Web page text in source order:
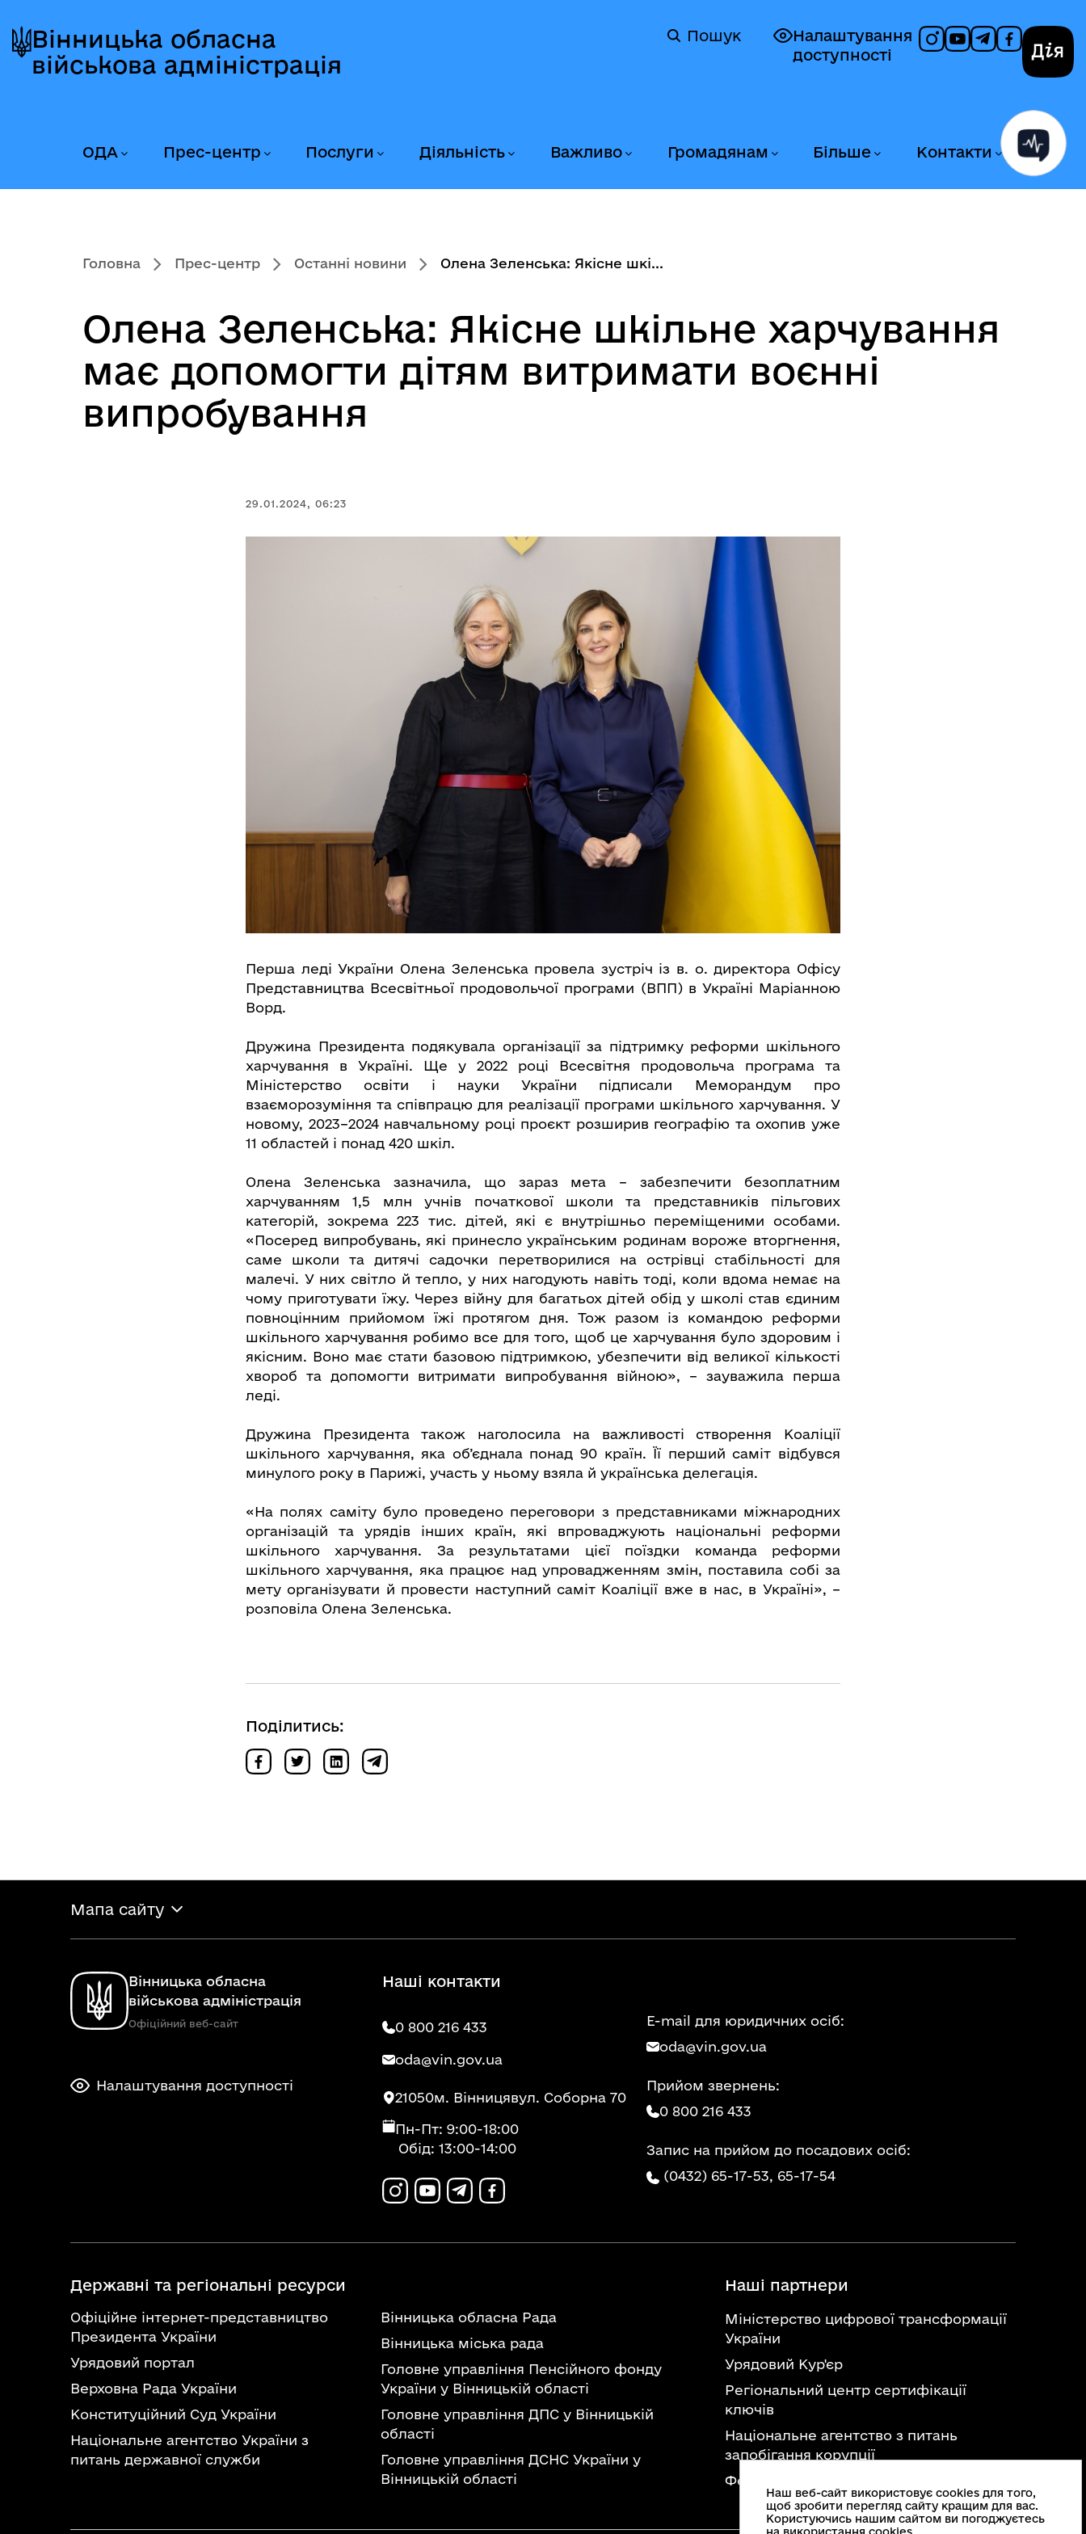
до
головного
до
головного
вмісту
до
головного
колонтитула
Вінницька обласна
військова адміністрація
Налаштування
доступності
Пошук
ОДА Прес-центр Послуги Діяльність Важливо Громадянам Більше Контакти
Головна Прес-центр Останні новини Олена Зеленська: Якісне шкі...
Олена Зеленська: Якісне шкільне харчування
має допомогти дітям витримати воєнні
випробування
29.01.2024, 06:23
Перша леді України Олена Зеленська провела зустріч із в. о. директора Офісу
Представництва Всесвітньої продовольчої програми (ВПП) в Україні Маріанною
Ворд.
Дружина Президента подякувала організації за підтримку реформи шкільного
харчування в Україні. Ще у 2022 році Всесвітня продовольча програма та
Міністерство освіти і науки України підписали Меморандум про
взаєморозуміння та співпрацю для реалізації програми шкільного харчування. У
новому, 2023–2024 навчальному році проєкт розширив географію та охопив уже
11 областей і понад 420 шкіл.
Олена Зеленська зазначила, що зараз мета – забезпечити безоплатним
харчуванням 1,5 млн учнів початкової школи та представників пільгових
категорій, зокрема 223 тис. дітей, які є внутрішньо переміщеними особами.
«Посеред випробувань, які принесло українським родинам вороже вторгнення,
саме школи та дитячі садочки перетворилися на острівці стабільності для
малечі. У них світло й тепло, у них нагодують навіть тоді, коли вдома немає на
чому приготувати їжу. Через війну для багатьох дітей обід у школі став єдиним
повноцінним прийомом їжі протягом дня. Тож разом із командою реформи
шкільного харчування робимо все для того, щоб це харчування було здоровим і
якісним. Воно має стати базовою підтримкою, убезпечити від великої кількості
хвороб та допомогти витримати випробування війною», – зауважила перша
леді.
Дружина Президента також наголосила на важливості створення Коаліції
шкільного харчування, яка об’єднала понад 90 країн. Її перший саміт відбувся
минулого року в Парижі, участь у ньому взяла й українська делегація.
«На полях саміту було проведено переговори з представниками міжнародних
організацій та урядів інших країн, які впроваджують національні реформи
шкільного харчування. За результатами цієї поїздки команда реформи
шкільного харчування, яка працює над упровадженням змін, поставила собі за
мету організувати й провести наступний саміт Коаліції вже в нас, в Україні», –
розповіла Олена Зеленська.
Поділитись:
Мапа сайту
Вінницька обласна
військова адміністрація
Офіційний веб-сайт
Налаштування доступності
Наші контакти
0 800 216 433
oda@vin.gov.ua
21050м. Вінницявул. Соборна 70
Пн-Пт: 9:00-18:00
Обід: 13:00-14:00
E-mail для юридичних осіб:
oda@vin.gov.ua
Прийом звернень:
0 800 216 433
Запис на прийом до посадових осіб:
(0432) 65-17-53, 65-17-54
Державні та регіональні ресурси
Офіційне інтернет-представництво
Президента України
Урядовий портал
Верховна Рада України
Конституційний Суд України
Національне агентство України з
питань державної служби
Вінницька обласна Рада
Вінницька міська рада
Головне управління Пенсійного фонду
України у Вінницькій області
Головне управління ДПС у Вінницькій
області
Головне управління ДСНС України у
Вінницькій області
Наші партнери
Міністерство цифрової трансформації
України
Урядовий Кур'єр
Регіональний центр сертифікації
ключів
Національне агентство з питань
запобігання корупції
Федерація професійних спілок України
Наш веб-сайт використовує cookies для того,
щоб зробити перегляд сайту кращим для вас.
Користуючись нашим сайтом ви погоджуєтесь